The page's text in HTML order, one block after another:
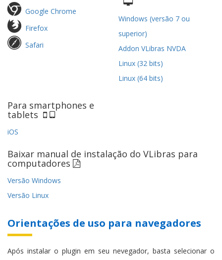
Google Chrome
Firefox
Safari
Windows (versão 7 ou
superior)
Addon VLibras NVDA
Linux (32 bits)
Linux (64 bits)
Para smartphones e
tablets
iOS
Baixar manual de instalação do VLibras para
computadores
Versão Windows
Versão Linux
Orientações de uso para navegadores
Após instalar o plugin em seu nevegador, basta selecionar o